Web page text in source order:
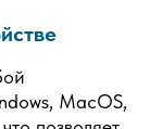
MacOS,